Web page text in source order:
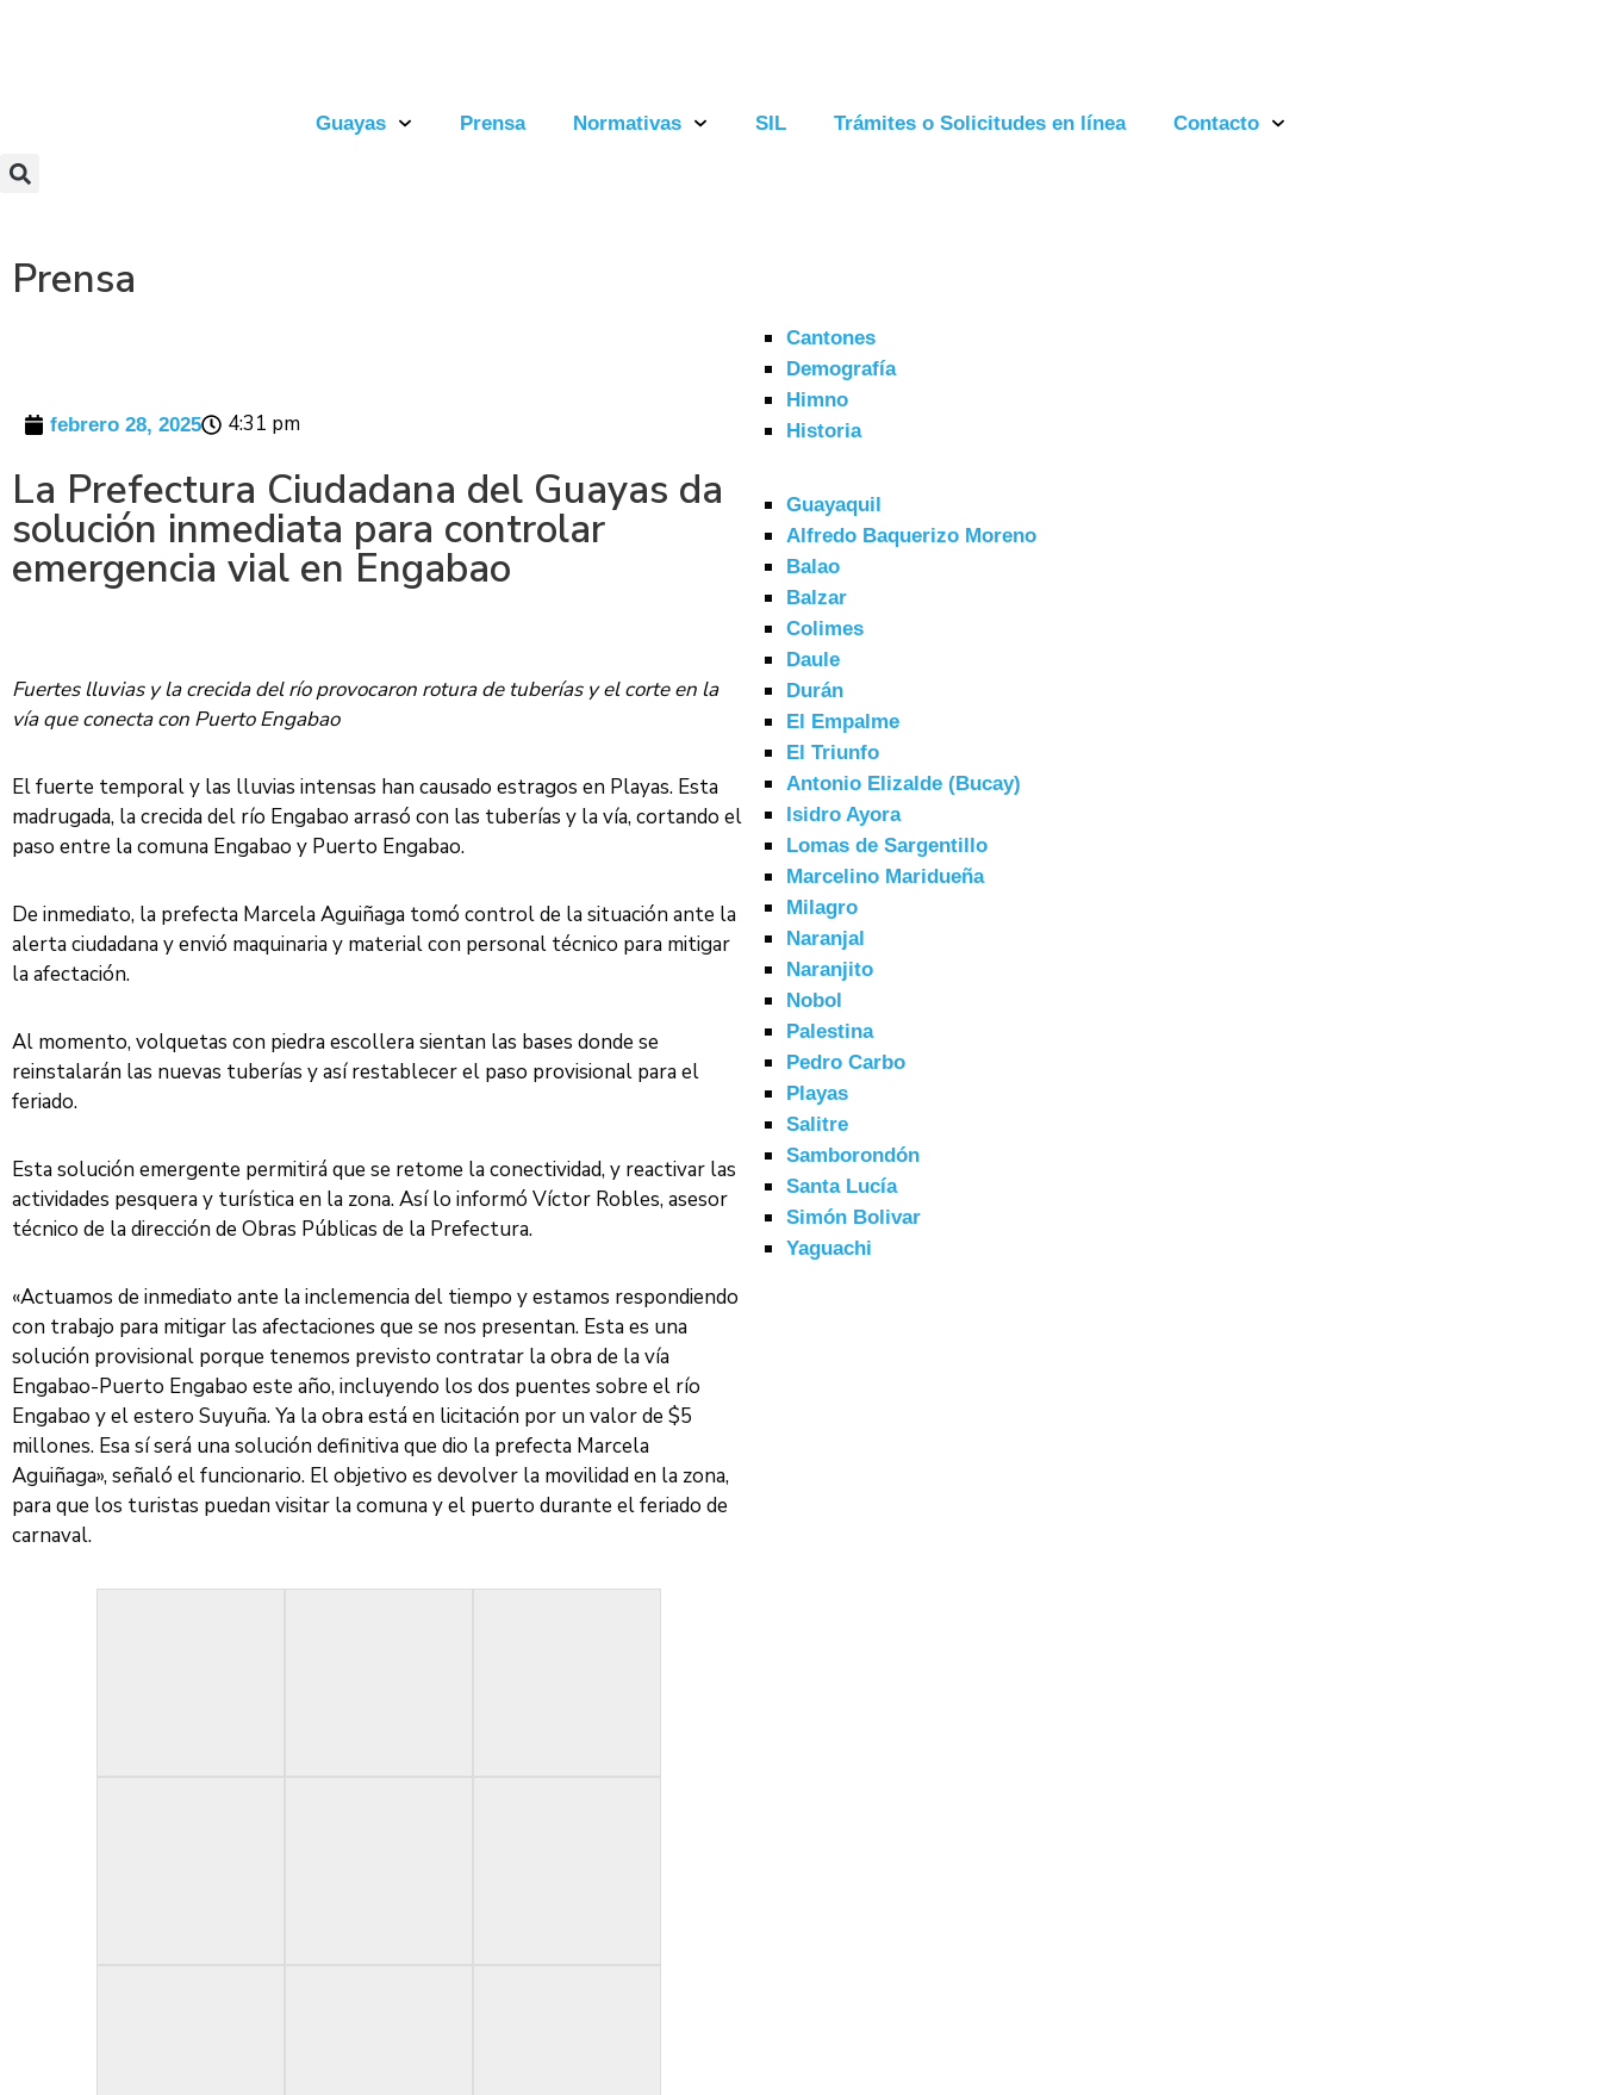
Guayas Prensa Normativas SIL Trámites o Solicitudes en línea Contacto
Prensa
febrero 28, 2025 4:31 pm
La Prefectura Ciudadana del Guayas da
solución inmediata para controlar
emergencia vial en Engabao
Fuertes lluvias y la crecida del río provocaron rotura de tuberías y el corte en la
vía que conecta con Puerto Engabao
El fuerte temporal y las lluvias intensas han causado estragos en Playas. Esta
madrugada, la crecida del río Engabao arrasó con las tuberías y la vía, cortando el
paso entre la comuna Engabao y Puerto Engabao.
De inmediato, la prefecta Marcela Aguiñaga tomó control de la situación ante la
alerta ciudadana y envió maquinaria y material con personal técnico para mitigar
la afectación.
Al momento, volquetas con piedra escollera sientan las bases donde se
reinstalarán las nuevas tuberías y así restablecer el paso provisional para el
feriado.
Esta solución emergente permitirá que se retome la conectividad, y reactivar las
actividades pesquera y turística en la zona. Así lo informó Víctor Robles, asesor
técnico de la dirección de Obras Públicas de la Prefectura.
«Actuamos de inmediato ante la inclemencia del tiempo y estamos respondiendo
con trabajo para mitigar las afectaciones que se nos presentan. Esta es una
solución provisional porque tenemos previsto contratar la obra de la vía
Engabao-Puerto Engabao este año, incluyendo los dos puentes sobre el río
Engabao y el estero Suyuña. Ya la obra está en licitación por un valor de $5
millones. Esa sí será una solución definitiva que dio la prefecta Marcela
Aguiñaga», señaló el funcionario. El objetivo es devolver la movilidad en la zona,
para que los turistas puedan visitar la comuna y el puerto durante el feriado de
carnaval.
Cantones
Demografía
Himno
Historia
Guayaquil
Alfredo Baquerizo Moreno
Balao
Balzar
Colimes
Daule
Durán
El Empalme
El Triunfo
Antonio Elizalde (Bucay)
Isidro Ayora
Lomas de Sargentillo
Marcelino Maridueña
Milagro
Naranjal
Naranjito
Nobol
Palestina
Pedro Carbo
Playas
Salitre
Samborondón
Santa Lucía
Simón Bolivar
Yaguachi